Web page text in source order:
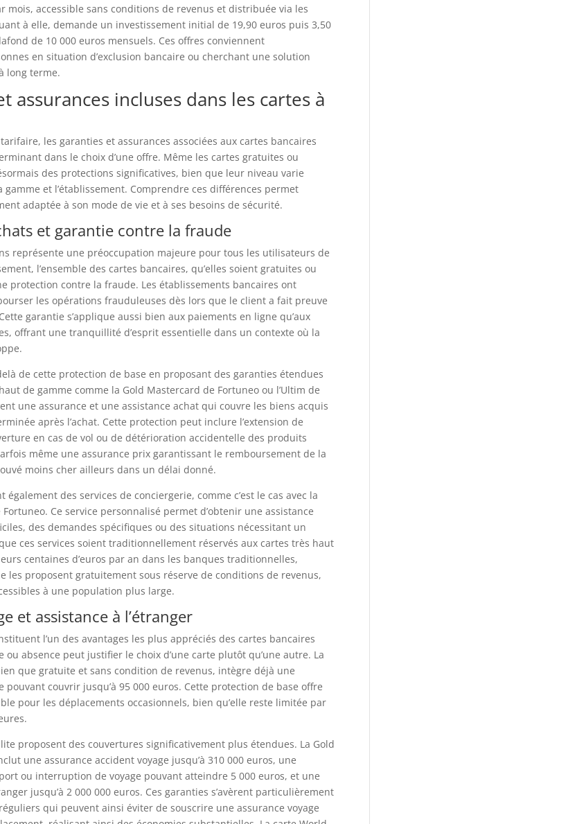
mois, accessible sans conditions de revenus et distribuée via les
à elle, demande un investissement initial de 19,90 euros puis 3,50
de 10 000 euros mensuels. Ces offres conviennent
en situation d’exclusion bancaire ou cherchant une solution
long terme.
assurances incluses dans les cartes à
les garanties et assurances associées aux cartes bancaires
dans le choix d’une offre. Même les cartes gratuites ou
des protections significatives, bien que leur niveau varie
et l’établissement. Comprendre ces différences permet
adaptée à son mode de vie et à ses besoins de sécurité.
et garantie contre la fraude
représente une préoccupation majeure pour tous les utilisateurs de
l’ensemble des cartes bancaires, qu’elles soient gratuites ou
protection contre la fraude. Les établissements bancaires ont
les opérations frauduleuses dès lors que le client a fait preuve
garantie s’applique aussi bien aux paiements en ligne qu’aux
offrant une tranquillité d’esprit essentielle dans un contexte où la
de cette protection de base en proposant des garanties étendues
de gamme comme la Gold Mastercard de Fortuneo ou l’Ultim de
une assurance et une assistance achat qui couvre les biens acquis
après l’achat. Cette protection peut inclure l’extension de
en cas de vol ou de détérioration accidentelle des produits
même une assurance prix garantissant le remboursement de la
moins cher ailleurs dans un délai donné.
des services de conciergerie, comme c’est le cas avec la
Ce service personnalisé permet d’obtenir une assistance
des demandes spécifiques ou des situations nécessitant un
ces services soient traditionnellement réservés aux cartes très haut
centaines d’euros par an dans les banques traditionnelles,
les proposent gratuitement sous réserve de conditions de revenus,
à une population plus large.
et assistance à l’étranger
l’un des avantages les plus appréciés des cartes bancaires
absence peut justifier le choix d’une carte plutôt qu’une autre. La
que gratuite et sans condition de revenus, intègre déjà une
pouvant couvrir jusqu’à 95 000 euros. Cette protection de base offre
pour les déplacements occasionnels, bien qu’elle reste limitée par
proposent des couvertures significativement plus étendues. La Gold
une assurance accident voyage jusqu’à 310 000 euros, une
ou interruption de voyage pouvant atteindre 5 000 euros, et une
jusqu’à 2 000 000 euros. Ces garanties s’avèrent particulièrement
qui peuvent ainsi éviter de souscrire une assurance voyage